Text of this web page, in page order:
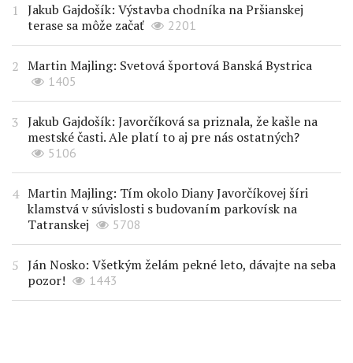
Jakub Gajdošík: Výstavba chodníka na Pršianskej
terase sa môže začať
2201
Martin Majling: Svetová športová Banská Bystrica
1405
Jakub Gajdošík: Javorčíková sa priznala, že kašle na
mestské časti. Ale platí to aj pre nás ostatných?
5106
Martin Majling: Tím okolo Diany Javorčíkovej šíri
klamstvá v súvislosti s budovaním parkovísk na
Tatranskej
5708
Ján Nosko: Všetkým želám pekné leto, dávajte na seba
pozor!
1443